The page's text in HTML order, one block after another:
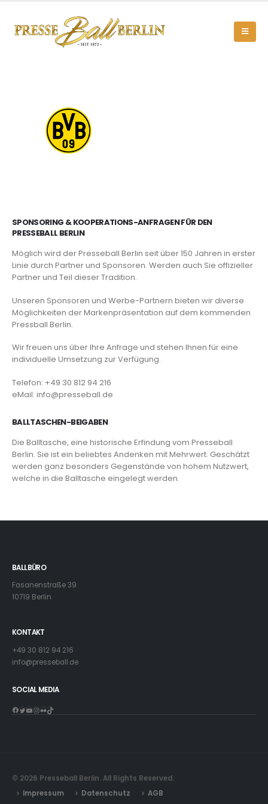
SPONSORING & KOOPERATIONS-ANFRAGEN FÜR DEN
PRESSEBALL BERLIN
Möglich wird der Presseball Berlin seit über 150 Jahren in erster
Linie durch Partner und Sponsoren. Werden auch Sie offizieller
Partner und Teil dieser Tradition.
Unseren Sponsoren und Werbe-Partnern bieten wir diverse
Möglichkeiten der Markenpräsentation auf dem kommenden
Pressball Berlin.
Wir freuen uns über Ihre Anfrage und stehen Ihnen für eine
individuelle Umsetzung zur Verfügung.
Telefon: +49 30 812 94 216
eMail: info@presseball.de
BALLTASCHEN-BEIGABEN
Die Balltasche, eine historische Erfindung vom Presseball
Berlin. Sie ist ein beliebtes Andenken mit Mehrwert. Geschätzt
werden ganz besonders Gegenstände von hohem Nutzwert,
welche in die Balltasche eingelegt werden.
BALLBÜRO
Fasanenstraße 39
10719 Berlin
KONTAKT
+49 30 812 94 216
info@presseball.de
SOCIAL MEDIA
Facebook
Twitter
YouTube
Instagram
FlickrTikTok
© 2026 Presseball Berlin. All Rights Reserved.
Impressum
Datenschutz AGB